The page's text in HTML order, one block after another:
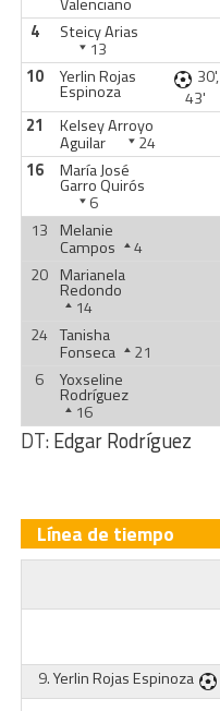
4
Steicy Arias
13
10
Yerlin Rojas
Espinoza
30',
43'
21
Kelsey Arroyo
Aguilar
24
16
María José
Garro Quirós
6
13 Melanie
Campos
4
20 Marianela
Redondo
14
24 Tanisha
Fonseca
21
6
Yoxseline
Rodríguez
16
DT:Edgar Rodríguez
Línea de tiempo
9.Yerlin Rojas Espinoza